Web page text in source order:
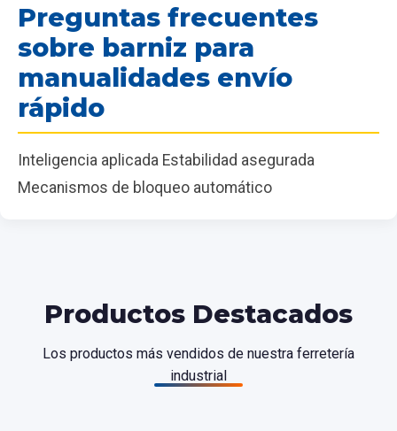
Preguntas frecuentes
sobre barniz para
manualidades envío
rápido
Inteligencia aplicada Estabilidad asegurada
Mecanismos de bloqueo automático
Productos Destacados
Los productos más vendidos de nuestra ferretería
industrial